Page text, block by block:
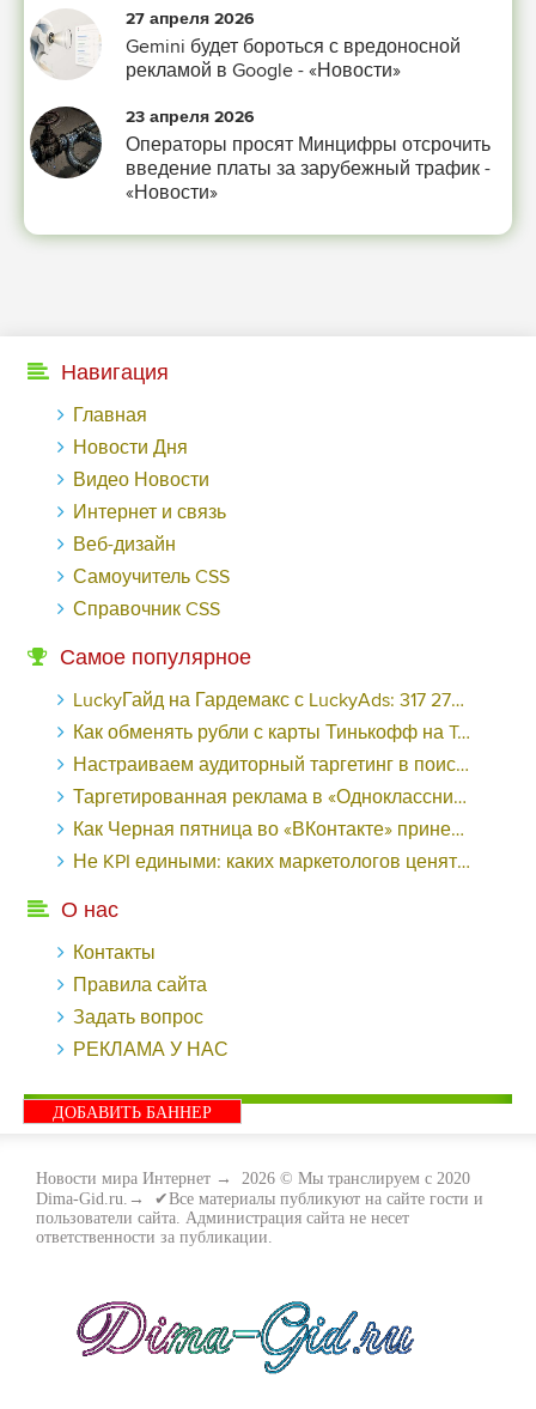
27 апреля 2026
Gemini будет бороться с вредоносной
рекламой в Google - «Новости»
23 апреля 2026
Операторы просят Минцифры отсрочить
введение платы за зарубежный трафик -
«Новости»
Навигация
Главная
Новости Дня
Видео Новости
Интернет и связь
Веб-дизайн
Самоучитель CSS
Справочник CSS
Самое популярное
LuckyГайд на Гардемакс с LuckyAds: 317 279 рублей за 10 дней - «Надо знать»
Как обменять рубли с карты Тинькофф на Tether ERC20 (USDT)?
Настраиваем аудиторный таргетинг в поисковой кампании Google Ads - «Заработок»
Таргетированная реклама в «Одноклассниках»: как ее настроить и нужно ли - «Заработок»
Как Черная пятница во «ВКонтакте» принесла магазину подарков 221 продажу по цене 38 рублей - «Заработок»
Не KPI едиными: каких маркетологов ценят - «Заработок»
О нас
Контакты
Правила сайта
Задать вопрос
РЕКЛАМА У НАС
ДОБАВИТЬ БАННЕР
Новости мира Интернет → 2026 © Мы транслируем с 2020
Dima-Gid.ru.→ ✔Все материалы публикуют на сайте гости и
пользователи сайта. Администрация сайта не несет
ответственности за публикации.